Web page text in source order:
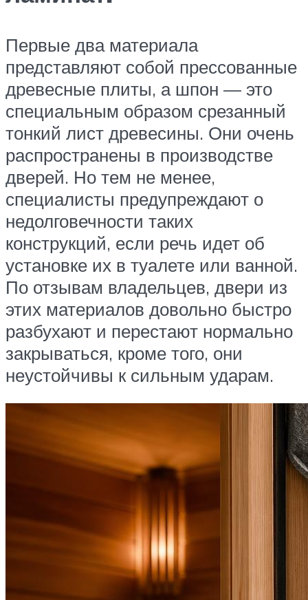
Первые два материала
представляют собой прессованные
древесные плиты, а шпон — это
специальным образом срезанный
тонкий лист древесины. Они очень
распространены в производстве
дверей. Но тем не менее,
специалисты предупреждают о
недолговечности таких
конструкций, если речь идет об
установке их в туалете или ванной.
По отзывам владельцев, двери из
этих материалов довольно быстро
разбухают и перестают нормально
закрываться, кроме того, они
неустойчивы к сильным ударам.